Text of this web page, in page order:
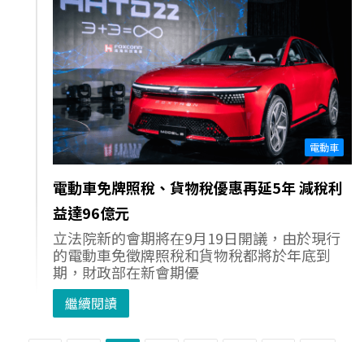
電動車
電動車免牌照稅、貨物稅優惠再延5年 減稅利
益達96億元
立法院新的會期將在9月19日開議，由於現行
的電動車免徵牌照稅和貨物稅都將於年底到
期，財政部在新會期優
繼續閱讀